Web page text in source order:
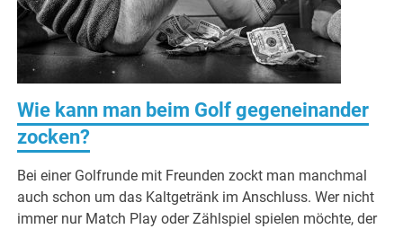
Wie kann man beim Golf gegeneinander
zocken?
Bei einer Golfrunde mit Freunden zockt man manchmal
auch schon um das Kaltgetränk im Anschluss. Wer nicht
immer nur Match Play oder Zählspiel spielen möchte, der